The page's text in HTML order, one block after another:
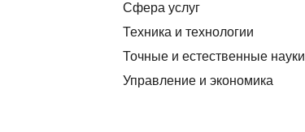
Сфера услуг
Техника и технологии
Точные и естественные науки
Управление и экономика